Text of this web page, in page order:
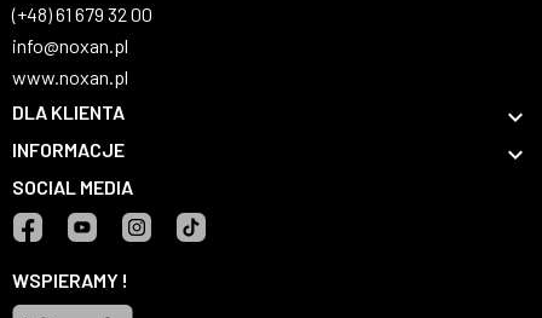
(+48) 61 679 32 00
info@noxan.pl
www.noxan.pl
DLA KLIENTA

INFORMACJE 
SOCIAL MEDIA
WSPIERAMY !